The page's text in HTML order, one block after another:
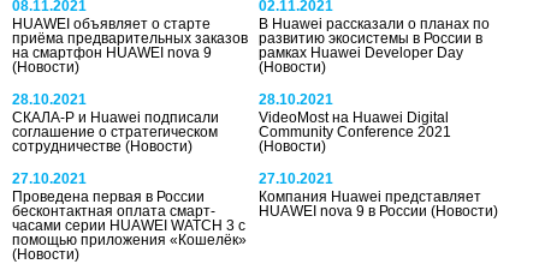
08.11.2021
HUAWEI объявляет о старте
приёма предварительных заказов
на смартфон HUAWEI nova 9
(Новости)
02.11.2021
В Huawei рассказали о планах по
развитию экосистемы в России в
рамках Huawei Developer Day
(Новости)
28.10.2021
СКАЛА-Р и Huawei подписали
соглашение о стратегическом
сотрудничестве (Новости)
28.10.2021
VideoMost на Huawei Digital
Community Conference 2021
(Новости)
27.10.2021
Проведена первая в России
бесконтактная оплата смарт-
часами серии HUAWEI WATCH 3 с
помощью приложения «Кошелёк»
(Новости)
27.10.2021
Компания Huawei представляет
HUAWEI nova 9 в России(Новости)